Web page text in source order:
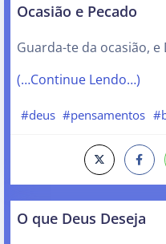
Ocasião e Pecado
Guarda-te da ocasião,
(…Continue Lendo…)
#deus #pensamentos
O que Deus Deseja